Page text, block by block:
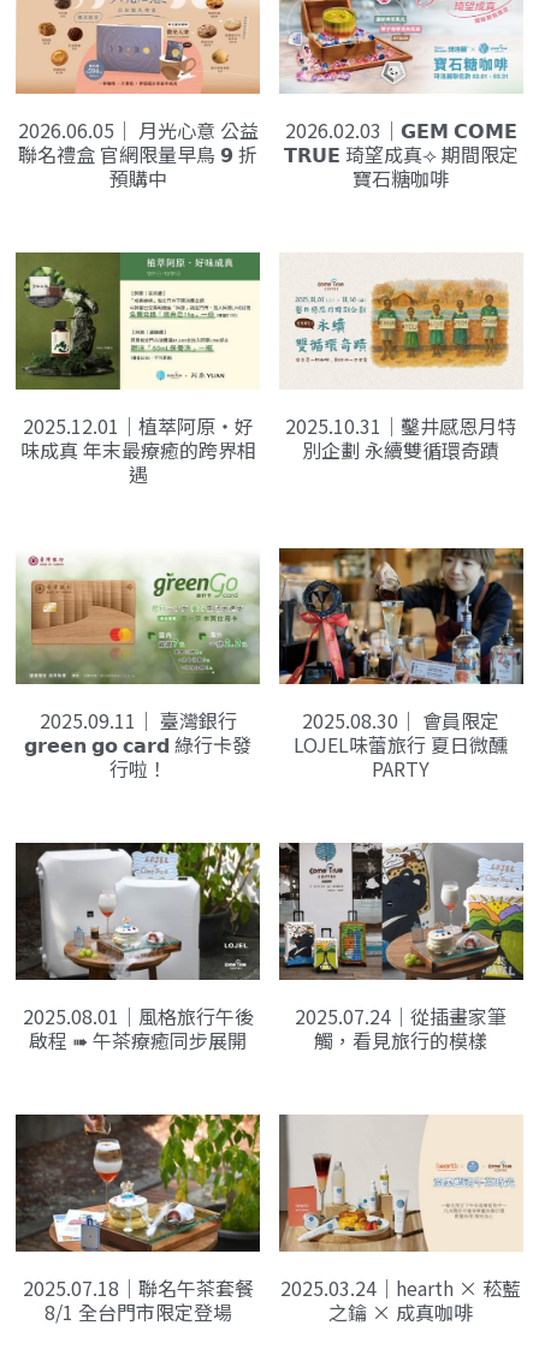
社群資訊
合作品牌
PackAge+
合作夥伴
搜索
月月新鮮配咖啡
2026.06.05｜ 月光心意 公益
聯名禮盒 官網限量早鳥 𝟵 折
預購中
2026.02.03｜𝗚𝗘𝗠 𝗖𝗢𝗠𝗘
𝗧𝗥𝗨𝗘 琦望成真⟢ 期間限定
寶石糖咖啡
2025.12.01｜植萃阿原・好
味成真 年末最療癒的跨界相
遇
2025.10.31｜鑿井感恩月特
別企劃 永續雙循環奇蹟
2025.09.11｜ 臺灣銀行
𝗴𝗿𝗲𝗲𝗻 𝗴𝗼 𝗰𝗮𝗿𝗱 綠行卡發
行啦！
2025.08.30｜ 會員限定
LOJEL味蕾旅行 夏日微醺
PARTY
2025.08.01｜風格旅行午後
啟程 ➠ 午茶療癒同步展開
2025.07.24｜從插畫家筆
觸，看見旅行的模樣
2025.07.18｜聯名午茶套餐
8/1 全台門市限定登場
2025.03.24｜hearth × 菘藍
之鑰 × 成真咖啡